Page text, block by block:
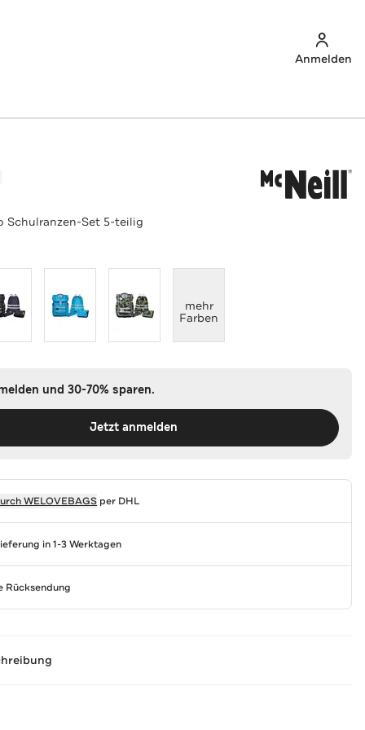
Anmelden
Schulranzen-Set 5-teilig
mehr
Farben
und 30-70% sparen.
Jetzt anmelden
WELOVEBAGS per DHL
in 1-3 Werktagen
Rücksendung